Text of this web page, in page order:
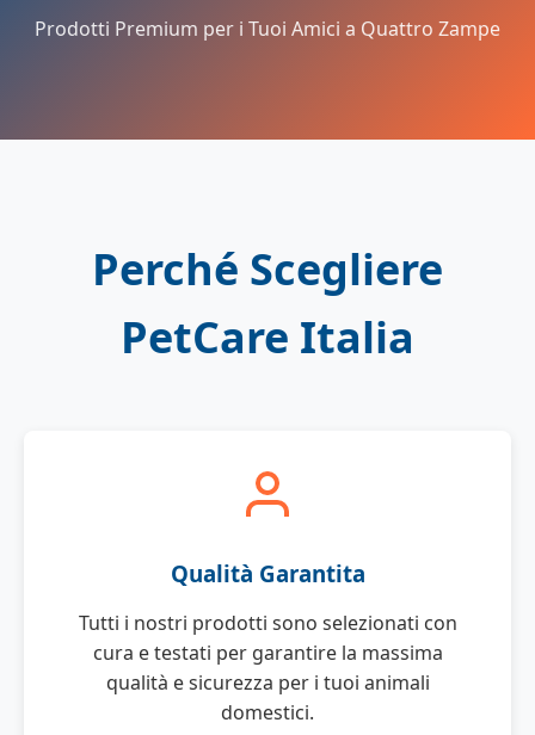
Prodotti Premium per i Tuoi Amici a Quattro Zampe
Perché Scegliere
PetCare Italia
Qualità Garantita
Tutti i nostri prodotti sono selezionati con
cura e testati per garantire la massima
qualità e sicurezza per i tuoi animali
domestici.